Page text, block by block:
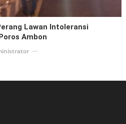
Lawan Intoleransi
Ambon